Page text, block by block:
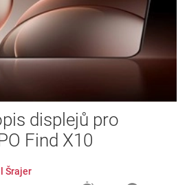
displejů pro
Find X10
Šrajer